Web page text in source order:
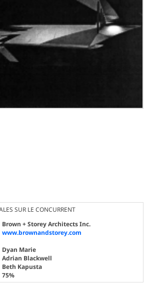
SUR LE CONCURRENT
Brown + Storey Architects Inc.
www.brownandstorey.com
Dyan Marie
Adrian Blackwell
Beth Kapusta
75%